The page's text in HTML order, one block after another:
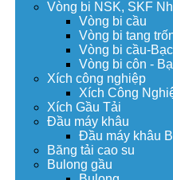
Vòng bi NSK, SKF
Vòng bi cầu
Vòng bi tang
Vòng bi cầu-
Vòng bi côn -
Xích công nghiệp
Xích Công
Xích Gầu Tải
Đầu máy khâu
Đầu máy khâu
Băng tải cao su
Bulong gầu